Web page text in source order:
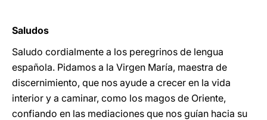
Saludos
Saludo cordialmente a los peregrinos de lengua
española. Pidamos a la Virgen María, maestra de
discernimiento, que nos ayude a crecer en la vida
interior y a caminar, como los magos de Oriente,
confiando en las mediaciones que nos guían hacia su